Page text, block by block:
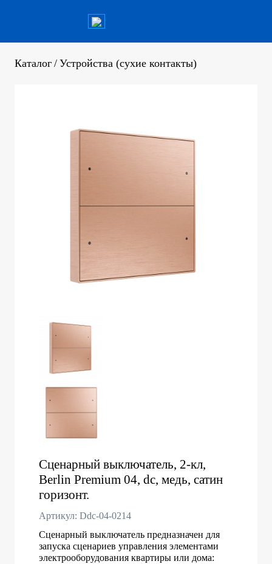
Каталог / Устройства (сухие контакты)
Сценарный выключатель, 2-кл,
Berlin Premium 04, dc, медь, сатин
горизонт.
Артикул: Ddc-04-0214
Сценарный выключатель предназначен для
запуска сценариев управления элементами
электрооборудования квартиры или дома: